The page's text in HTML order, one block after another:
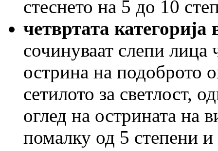
стеснето на 5 до 10
четвртата
сочинуваат слепи лица
острина на подоброто
сетилото за светлост,
оглед на острината на
помалку од 5 степени и